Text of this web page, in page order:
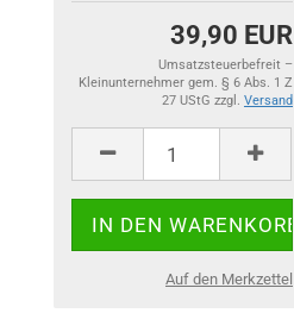
39,90 EUR
Umsatzsteuerbefreit –
Kleinunternehmer gem. § 6 Abs. 1 Z
27 UStG zzgl. Versand
Auf den Merkzettel